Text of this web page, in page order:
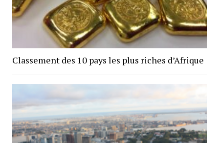
Classement des 10 pays les plus riches d’Afrique